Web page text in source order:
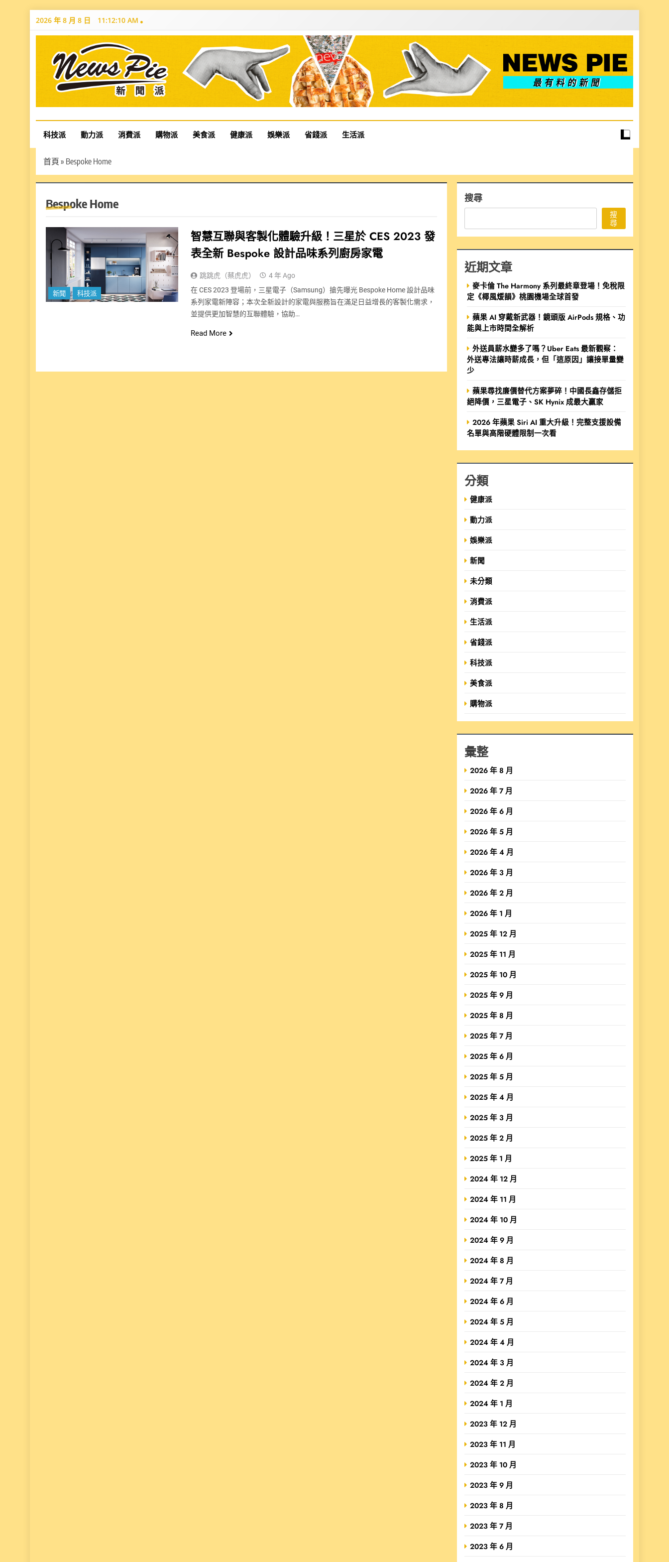
Skip
2026 年 8 月 8 日 11:12:10 AM
News Pie
最有料的新聞
科技派 動力派 消費派 購物派 美食派 健康派 娛樂派 省錢派 生活派
首頁 » Bespoke Home
Bespoke Home
新聞 科技派
智慧互聯與客製化體驗升級！三星於 CES 2023 發
表全新 Bespoke 設計品味系列廚房家電
跳跳虎（蔡虎虎）
4 年 Ago
在 CES 2023 登場前，三星電子（Samsung）搶先曝光 Bespoke Home 設計品味
系列家電新陣容；本次全新設計的家電與服務旨在滿足日益增長的客製化需求，
並提供更加智慧的互聯體驗，協助…
Read More
搜尋
搜
尋
近期文章
麥卡倫 The Harmony 系列最終章登場！免稅限
定《椰風煖韻》桃園機場全球首發
蘋果 AI 穿戴新武器！鏡頭版 AirPods 規格、功
能與上市時間全解析
外送員薪水變多了嗎？Uber Eats 最新觀察：
外送專法讓時薪成長，但「這原因」讓接單量變
少
蘋果尋找廉價替代方案夢碎！中國長鑫存儲拒
絕降價，三星電子、SK Hynix 成最大贏家
2026 年蘋果 Siri AI 重大升級！完整支援設備
名單與高階硬體限制一次看
分類
健康派
動力派
娛樂派
新聞
未分類
消費派
生活派
省錢派
科技派
美食派
購物派
彙整
2026 年 8 月
2026 年 7 月
2026 年 6 月
2026 年 5 月
2026 年 4 月
2026 年 3 月
2026 年 2 月
2026 年 1 月
2025 年 12 月
2025 年 11 月
2025 年 10 月
2025 年 9 月
2025 年 8 月
2025 年 7 月
2025 年 6 月
2025 年 5 月
2025 年 4 月
2025 年 3 月
2025 年 2 月
2025 年 1 月
2024 年 12 月
2024 年 11 月
2024 年 10 月
2024 年 9 月
2024 年 8 月
2024 年 7 月
2024 年 6 月
2024 年 5 月
2024 年 4 月
2024 年 3 月
2024 年 2 月
2024 年 1 月
2023 年 12 月
2023 年 11 月
2023 年 10 月
2023 年 9 月
2023 年 8 月
2023 年 7 月
2023 年 6 月